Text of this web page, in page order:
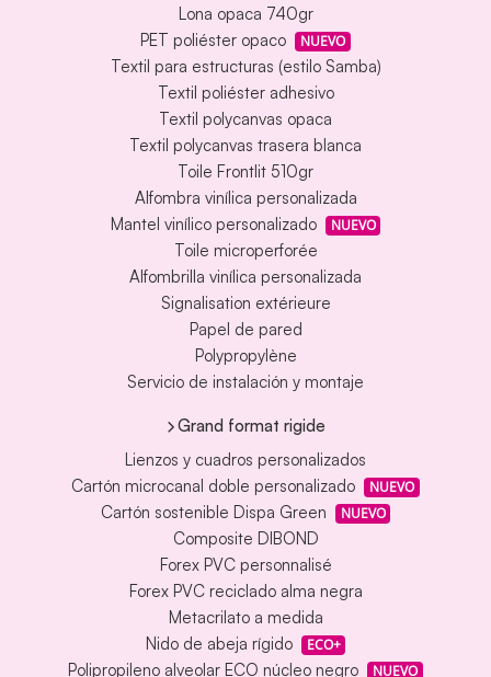
Lona opaca 740gr
PET poliéster opaco
NUEVO
Textil para estructuras (estilo Samba)
Textil poliéster adhesivo
Textil polycanvas opaca
Textil polycanvas trasera blanca
Toile Frontlit 510gr
Alfombra vinílica personalizada
Mantel vinílico personalizado
NUEVO
Toile microperforée
Alfombrilla vinílica personalizada
Signalisation extérieure
Papel de pared
Polypropylène
Servicio de instalación y montaje
Grand format rigide
Lienzos y cuadros personalizados
Cartón microcanal doble personalizado
NUEVO
Cartón sostenible Dispa Green NUEVO
Composite DIBOND
Forex PVC personnalisé
Forex PVC reciclado alma negra
Metacrilato a medida
Nido de abeja rígido
ECO+
Polipropileno alveolar ECO núcleo negro NUEVO